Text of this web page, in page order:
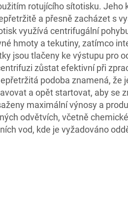
rotujícího sítotisku. Jeho
a přesně zacházet s
využívá centrifugální
hmoty a tekutiny, zatímco
jsou tlačeny ke výstupu pro
zůstat efektivní při
podoba znamená, že
a opět startovat, aby se
maximální výnosy a
odvětvích, včetně
vod, kde je vyžadováno